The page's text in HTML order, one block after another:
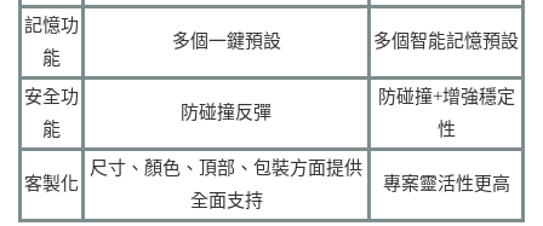
記憶功
能
多個一鍵預設 多個智能記憶預設
安全功
能
防碰撞反彈
防碰撞+增強穩定
性
客製化
尺寸、顏色、頂部、包裝方面提供
全面支持
專案靈活性更高